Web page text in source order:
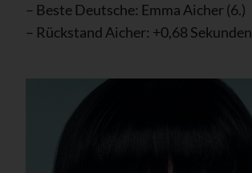
– Beste Deutsche: Emma Aicher (6.)
– Rückstand Aicher: +0,68 Sekunden